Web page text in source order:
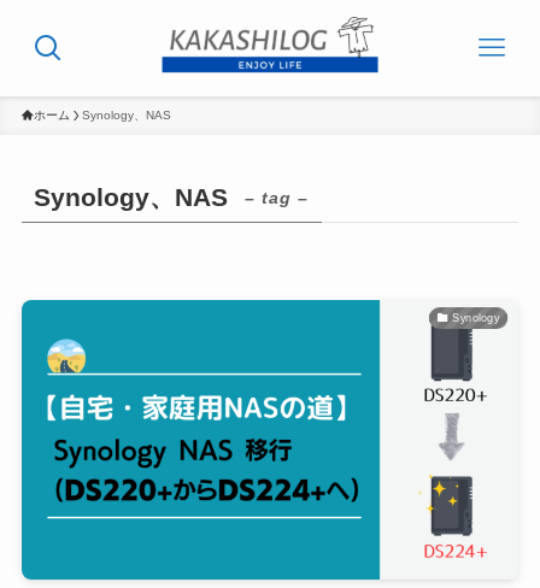
ホーム Synology、NAS
Synology、NAS – tag –
Synology